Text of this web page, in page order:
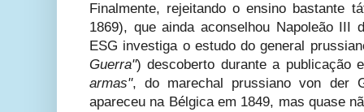
Finalmente, rejeitando o ensino bastante
1869), que ainda aconselhou Napoleão III
ESG investiga o estudo do general
Guerra") descoberto durante a publicação
armas", do marechal prussiano von der
apareceu na Bélgica em 1849, mas quase